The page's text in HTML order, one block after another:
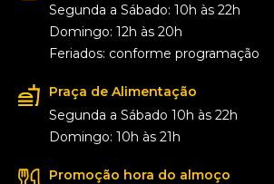
Segunda a Sábado: 10h às 22h
Domingo: 12h às 20h
Feriados: conforme programação
Praça de Alimentação
Segunda a Sábado 10h às 22h
Domingo: 10h às 21h
Promoção hora do almoço